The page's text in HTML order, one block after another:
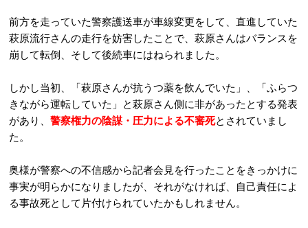
前方を走っていた警察護送車が車線変更をして、直進していた
萩原流行さんの走行を妨害したことで、萩原さんはバランスを
崩して転倒、そして後続車にはねられました。
しかし当初、「萩原さんが抗うつ薬を飲んでいた」、「ふらつ
きながら運転していた」と萩原さん側に非があったとする発表
があり、 警察権力の陰謀・圧力による不審死とされていまし
た。
奥様が警察への不信感から記者会見を行ったことをきっかけに
事実が明らかになりましたが、それがなければ、自己責任によ
る事故死として片付けられていたかもしれません。